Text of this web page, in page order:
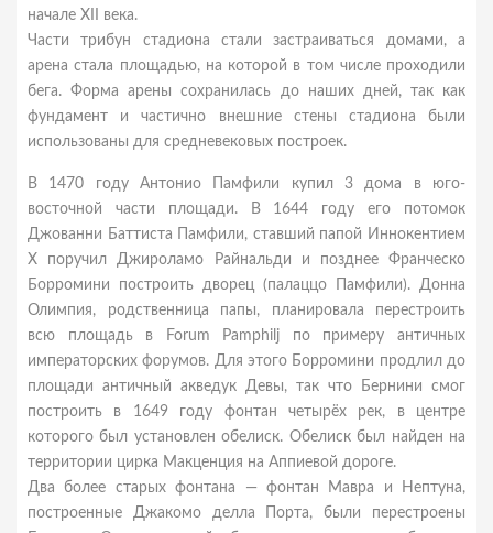
начале XII века.
Части трибун стадиона стали застраиваться домами, а
арена стала площадью, на которой в том числе проходили
бега. Форма арены сохранилась до наших дней, так как
фундамент и частично внешние стены стадиона были
использованы для средневековых построек.
В 1470 году Антонио Памфили купил 3 дома в юго-
восточной части площади. В 1644 году его потомок
Джованни Баттиста Памфили, ставший папой Иннокентием
X поручил Джироламо Райнальди и позднее Франческо
Борромини построить дворец (палаццо Памфили). Донна
Олимпия, родственница папы, планировала перестроить
всю площадь в Forum Pamphilj по примеру античных
императорских форумов. Для этого Борромини продлил до
площади античный акведук Девы, так что Бернини смог
построить в 1649 году фонтан четырёх рек, в центре
которого был установлен обелиск. Обелиск был найден на
территории цирка Макценция на Аппиевой дороге.
Два более старых фонтана — фонтан Мавра и Нептуна,
построенные Джакомо делла Порта, были перестроены